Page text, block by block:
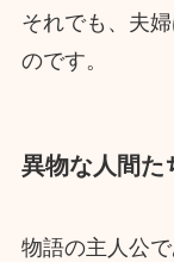
それでも、夫
のです。
異物な人間た
物語の主人公